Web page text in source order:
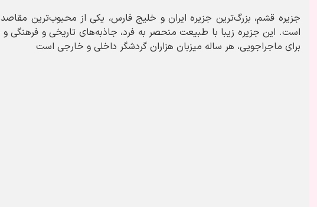
جزیره قشم، بزرگ‌ترین جزیره ایران و خلیج فارس، یکی از محبوب‌ترین
است. این جزیره زیبا با طبیعت منحصر به فرد، جاذبه‌های تاریخی و فرهنگی
برای ماجراجویی، هر ساله میزبان هزاران گردشگر داخلی و خارجی است